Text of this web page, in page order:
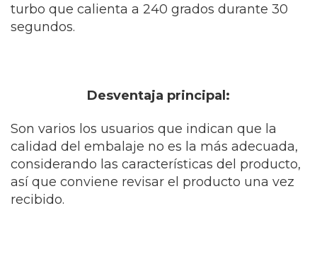
turbo que calienta a 240 grados durante 30
segundos.
Desventaja principal:
Son varios los usuarios que indican que la
calidad del embalaje no es la más adecuada,
considerando las características del producto,
así que conviene revisar el producto una vez
recibido.